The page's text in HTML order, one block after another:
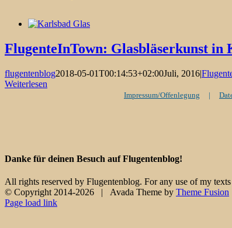
FlugenteInTown: Glasbläserkunst in
flugentenblog2018-05-01T00:14:53+02:00Juli, 2016|
Weiterlesen
Impressum/Offenlegung
Danke für deinen Besuch auf Flugentenblog!
All rights reserved by Flugentenblog. For any use of my texts
© Copyright 2014-2026 | Avada Theme by Theme Fusion
Facebook
X
Instagram
Pinterest
Page load link